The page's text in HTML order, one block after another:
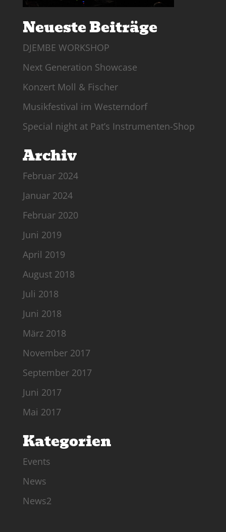
Neueste Beiträge
DJEMBE WORKSHOP
Next Generation Showcase
Konzert Moll & Fischer
Musikfestival im Westerndorf
Special night at Pat’s Instrumenten-Shop
Archiv
Februar 2024
Januar 2024
Februar 2020
Juni 2019
April 2019
August 2018
Juli 2018
Juni 2018
März 2018
November 2017
September 2017
Juni 2017
Mai 2017
Kategorien
Events
News
News2